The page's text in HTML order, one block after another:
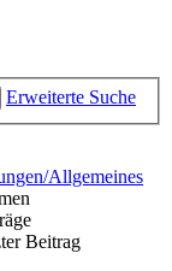
Erweiterte Suche
Allgemeines
Beitrag